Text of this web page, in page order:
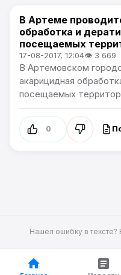
Общество
В Артеме
обработка и
посещаемых
17-08-2017, 12:04👁 3 669
В Артемовском
акарицидная
посещаемых
0
Нашёл ошибку в